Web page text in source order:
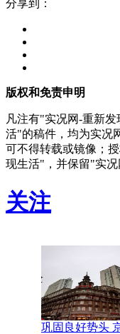
分享到：
版权和免责申明
凡注有"实况网-重新
活"的稿件，均为实况
可不得转载或镜像；
现生活"，并保留"实况
关注
巩固良好势头